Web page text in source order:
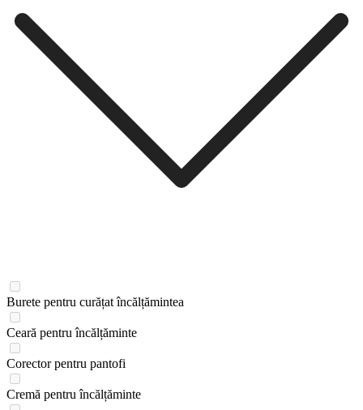
Burete pentru curățat încălțămintea
Ceară pentru încălțăminte
Corector pentru pantofi
Cremă pentru încălțăminte